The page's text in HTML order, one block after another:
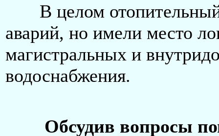
В целом отопительный
аварий, но имели место
магистральных и
водоснабжения.
Обсудив вопросы